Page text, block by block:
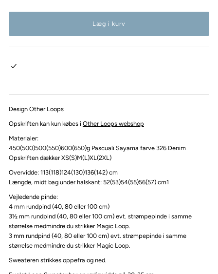
Design Other Loops
Opskriften kan kun købes i Other Loops webshop
Materialer:
450(500)500(550)600(650)g Pascuali Sayama farve 326 Denim
Opskriften dækker XS(S)M(L)XL(2XL)
Overvidde: 113(118)124(130)136(142) cm
Længde, midt bag under halskant: 52(53)54(55)56(57) cm1
Vejledende pinde:
4 mm rundpind (40, 80 eller 100 cm)
3½ mm rundpind (40, 80 eller 100 cm) evt. strømpepinde i samme
størrelse medmindre du strikker Magic Loop.
3 mm rundpind (40, 80 eller 100 cm) evt. strømpepinde i samme
størrelse medmindre du strikker Magic Loop.
Sweateren strikkes oppefra og ned.